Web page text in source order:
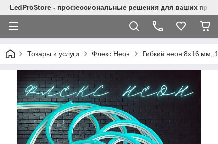
LedProStore - профессиональные решения для ваших
Товары и услуги Флекс Неон Гибкий неон 8x16